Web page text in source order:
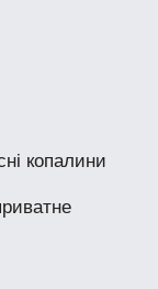
копалини